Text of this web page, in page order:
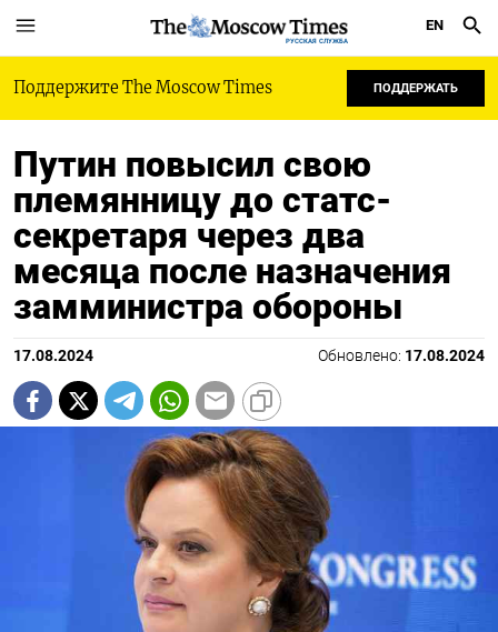
РУССКАЯ СЛУЖБА
EN
Поддержите The Moscow Times ПОДДЕРЖАТЬ
Путин повысил свою
племянницу до статс-
секретаря через два
месяца после назначения
замминистра обороны
17.08.2024 Обновлено: 17.08.2024